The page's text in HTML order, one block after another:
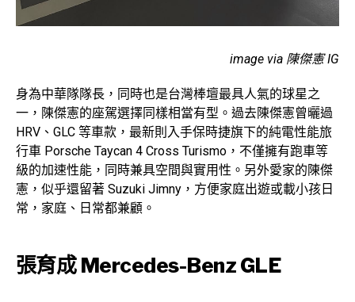
image via 陳傑憲 IG
身為中華隊隊長，同時也是台灣棒壇最具人氣的球星之
一，陳傑憲的座駕選擇同樣相當有型。過去陳傑憲曾曬過
HRV、GLC 等車款，最新則入手保時捷旗下的純電性能旅
行車 Porsche Taycan 4 Cross Turismo，不僅擁有跑車等
級的加速性能，同時兼具空間與實用性。另外愛家的陳傑
憲，似乎還留著 Suzuki Jimny，方便家庭出遊或載小孩日
常，家庭、日常都兼顧。
張育成 Mercedes-Benz GLE